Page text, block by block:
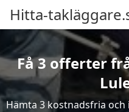
Hitta-
Få 3 offerter
Hämta 3 kostnadsfria